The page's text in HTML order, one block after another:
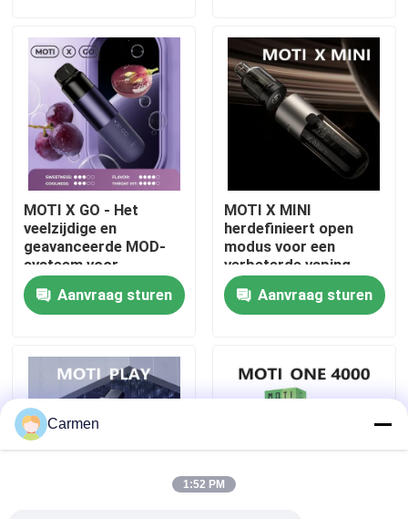
Producten
Videos
Over ons
Fabrieksreis
Kwaliteitscontrole
Vraag een offerte aan
Vozol damp
MOTI X GO - Het
veelzijdige en
geavanceerde MOD-
systeem voor
aanpasbare
vapingplezier
Aanvraag sturen
MOTI X MINI
herdefinieert open
modus voor een
verbeterde vaping-
ervaring
Aanvraag sturen
Carmen
1:52 PM